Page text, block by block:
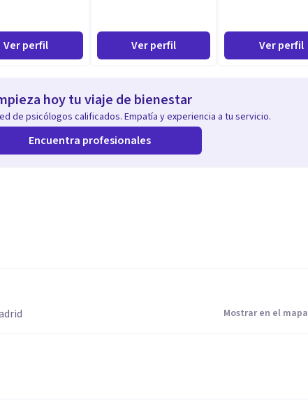
Ver perfil Ver perfil Ver perfil
hoy tu viaje de bienestar
de psicólogos calificados. Empatía y experiencia a tu servicio.
Encuentra profesionales
Mostrar en el mapa